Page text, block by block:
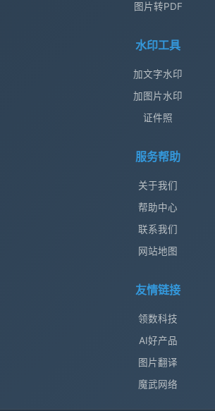
图片转PDF
水印工具
加文字水印
加图片水印
证件照
服务帮助
关于我们
帮助中心
联系我们
网站地图
友情链接
领数科技
AI好产品
图片翻译
魔武网络